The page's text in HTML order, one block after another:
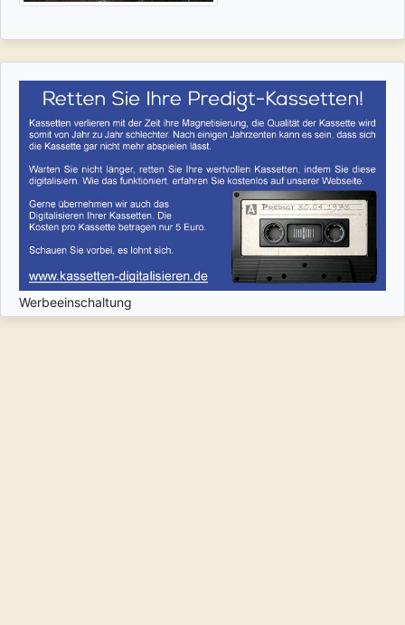
Werbeeinschaltung